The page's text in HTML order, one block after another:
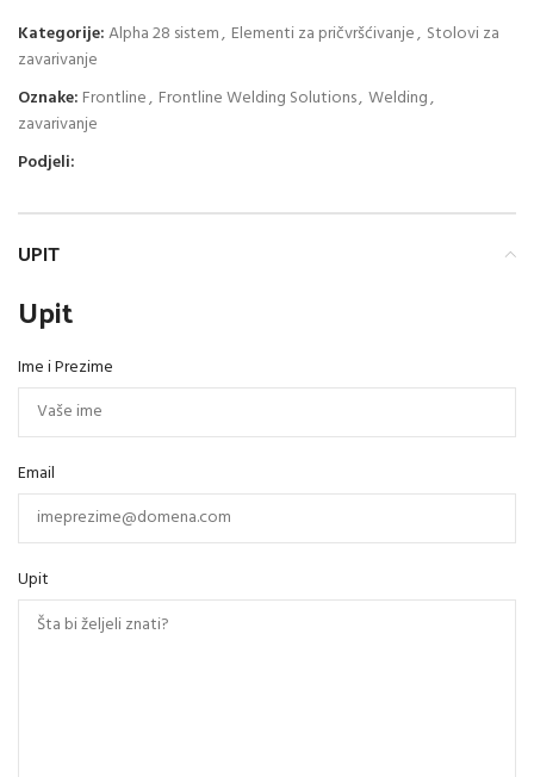
Kategorije:Alpha 28 sistem, Elementi za pričvršćivanje, Stolovi za
zavarivanje
Oznake: Frontline, Frontline Welding Solutions, Welding,
zavarivanje
Podjeli:
UPIT
Upit
Ime i Prezime
Email
Upit